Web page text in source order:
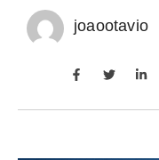
joaootavio